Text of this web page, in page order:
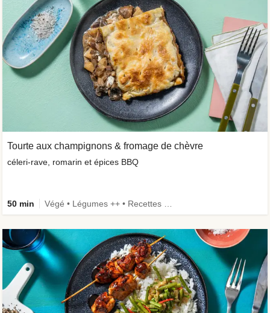
Tourte aux champignons & fromage de chèvre
céleri-rave, romarin et épices BBQ
50 min